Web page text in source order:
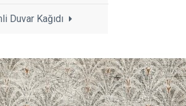
Duvar Kağıdı